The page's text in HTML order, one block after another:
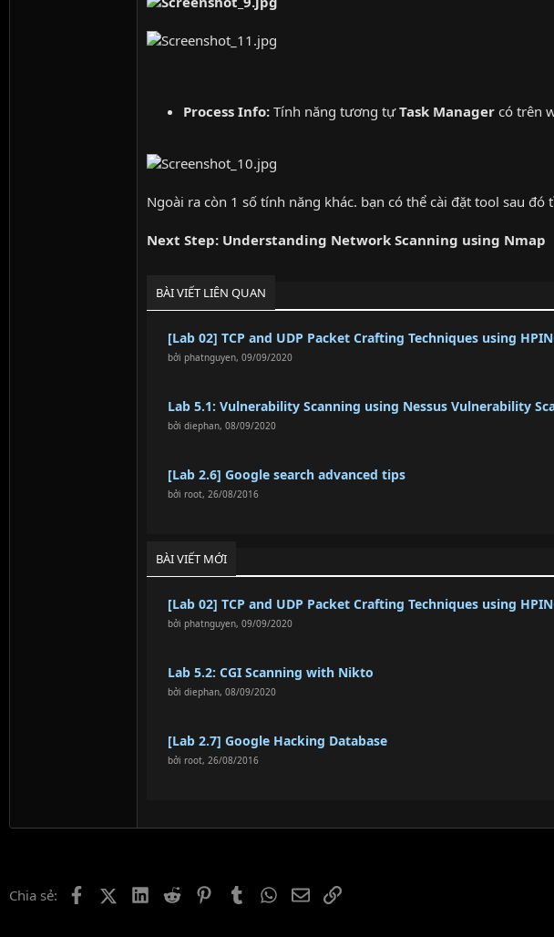
Process Info: Tính năng tương tựTask Manager có trên
Ngoài ra còn 1 số tính năng khác. bạn có thể cài đặt tool sau đó
Next Step: Understanding Network Scanning using Nmap
BÀI VIẾT LIÊN QUAN
[Lab 02] TCP and UDP Packet Crafting Techniques using
bởi phatnguyen,09/09/2020
Lab 5.1: Vulnerability Scanning using Nessus Vulnerability
bởidiephan,08/09/2020
[Lab 2.6] Google search advanced tips
bởi root,26/08/2016
BÀI VIẾT MỚI
[Lab 02] TCP and UDP Packet Crafting Techniques using
bởi phatnguyen,09/09/2020
Lab 5.2: CGI Scanning with Nikto
bởidiephan,08/09/2020
[Lab 2.7] Google Hacking Database
bởi root,26/08/2016
Chia sẻ: FacebookX (Twitter)
LinkedIn
Reddit PinterestTumblrWhatsApp
EmailLink